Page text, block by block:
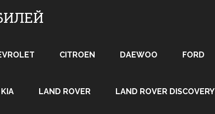
CITROEN DAEWOO FORD
KIA LAND ROVER LAND ROVER DISCOVERY